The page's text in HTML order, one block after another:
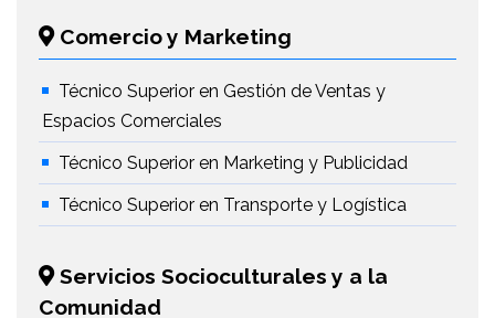
Comercio y Marketing
Técnico Superior en Gestión de Ventas y
Espacios Comerciales
Técnico Superior en Marketing y Publicidad
Técnico Superior en Transporte y Logística
Servicios Socioculturales y a la
Comunidad